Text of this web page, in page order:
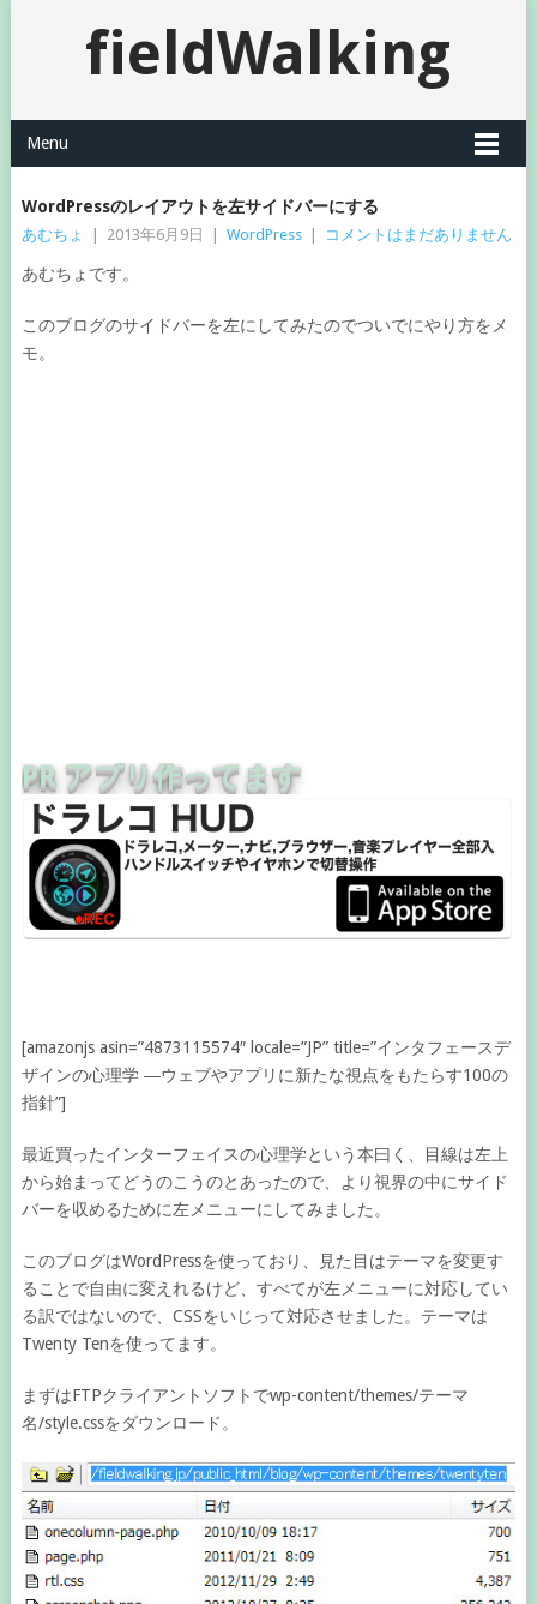
fieldWalking
Menu
WordPressのレイアウトを左サイドバーにする
あむちょ 2013年6月9日 WordPress コメントはまだありません
あむちょです。
このブログのサイドバーを左にしてみたのでついでにやり方をメ
モ。
PR アプリ作ってます
[amazonjs asin=”4873115574″ locale=”JP” title=”インタフェースデ
ザインの心理学 ―ウェブやアプリに新たな視点をもたらす100の
指針”]
最近買ったインターフェイスの心理学という本曰く、目線は左上
から始まってどうのこうのとあったので、より視界の中にサイド
バーを収めるために左メニューにしてみました。
このブログはWordPressを使っており、見た目はテーマを変更す
ることで自由に変えれるけど、すべてが左メニューに対応してい
る訳ではないので、CSSをいじって対応させました。テーマは
Twenty Tenを使ってます。
まずはFTPクライアントソフトでwp-content/themes/テーマ
名/style.cssをダウンロード。